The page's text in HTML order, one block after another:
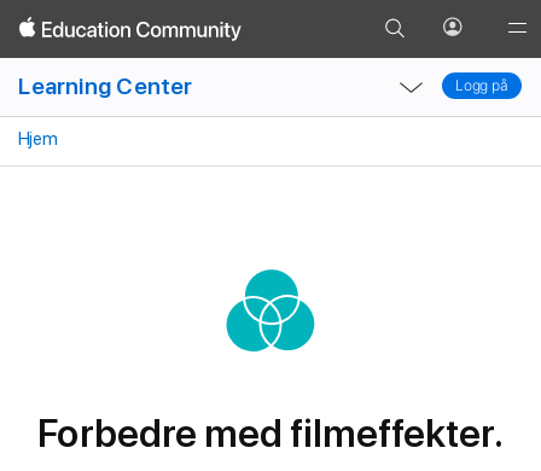
Gå
siden
Åpne
Profil-
menyen
Logg på
Nav
Learning Center
Local
Nav
Open
Local
Nav
Close
Logg på
Hjem
Filmer Klipping
Forbedre med filmeffekter.